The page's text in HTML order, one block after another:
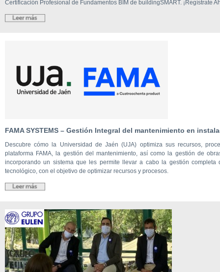
Certificación Profesional de Fundamentos BIM de buildingSMART. ¡Regístrate
FAMA SYSTEMS – Gestión Integral del mantenimiento en
Descubre cómo la Universidad de Jaén (UJA) optimiza sus recursos,
plataforma FAMA, la gestión del mantenimiento, así como la gestión de
incorporando un sistema que les permite llevar a cabo la gestión completa
tecnológico, con el objetivo de optimizar recursos y procesos.